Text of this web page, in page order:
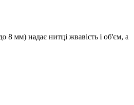
мм) надає нитці жвавість і об'єм, а